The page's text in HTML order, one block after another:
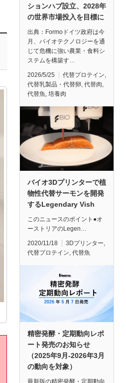
ションハブ設立、2028年
の世界市場投入を目標に
出典：Formoドイツ政府は今
月、バイオテクノロジーを通
じて危機に強い農業・食料シ
ステムを構築す…
2026/5/25 代替プロテイン,
代替乳製品・代替卵, 代替肉,
代替魚, 培養肉
バイオ3Dプリンターで植
物性代替サーモンを開発
するLegendary Vish
このニュースのポイント●オ
ーストリアのLegen…
2020/11/18 3Dプリンター,
代替プロテイン, 代替魚
精密発酵・定期動向レポ
ート発売のお知らせ
（2025年9月-2026年3月
の動向を対象）